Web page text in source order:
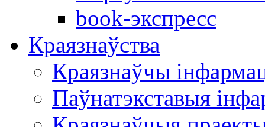
book-экспресс
Краязнаўства
Краязнаўчы
Паўнатэкставыя